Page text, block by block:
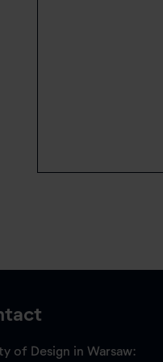
of Design in Warsaw: